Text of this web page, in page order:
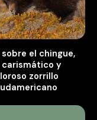
sobre el chingue,
carismático y
zorrillo